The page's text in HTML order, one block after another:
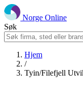
Norge Online
Søk
Hjem
/
Tyin/Filefjell